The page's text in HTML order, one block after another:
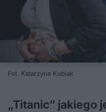
Fot. Katarzyna Kubiak
„Titanic” jakiego